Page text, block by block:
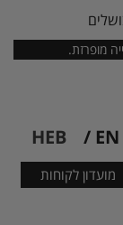
מופרזת.
EN /
HEB
מועדון לקוחות